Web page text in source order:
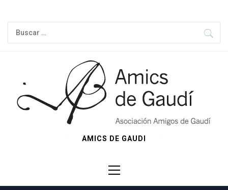
contenido
Buscar:
AMICS DE GAUDI
principal